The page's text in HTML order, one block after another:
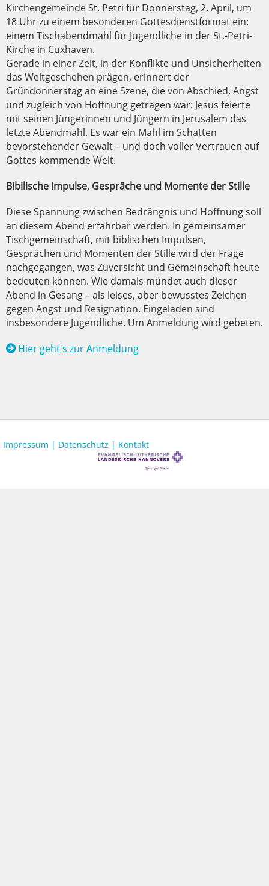
Kirchengemeinde St. Petri für Donnerstag, 2. April, um
18 Uhr zu einem besonderen Gottesdienstformat ein:
einem Tischabendmahl für Jugendliche in der St.-Petri-
Kirche in Cuxhaven.
Gerade in einer Zeit, in der Konflikte und Unsicherheiten
das Weltgeschehen prägen, erinnert der
Gründonnerstag an eine Szene, die von Abschied, Angst
und zugleich von Hoffnung getragen war: Jesus feierte
mit seinen Jüngerinnen und Jüngern in Jerusalem das
letzte Abendmahl. Es war ein Mahl im Schatten
bevorstehender Gewalt – und doch voller Vertrauen auf
Gottes kommende Welt.
Bibilische Impulse, Gespräche und Momente der Stille
Diese Spannung zwischen Bedrängnis und Hoffnung soll
an diesem Abend erfahrbar werden. In gemeinsamer
Tischgemeinschaft, mit biblischen Impulsen,
Gesprächen und Momenten der Stille wird der Frage
nachgegangen, was Zuversicht und Gemeinschaft heute
bedeuten können. Wie damals mündet auch dieser
Abend in Gesang – als leises, aber bewusstes Zeichen
gegen Angst und Resignation. Eingeladen sind
insbesondere Jugendliche. Um Anmeldung wird gebeten.
Hier geht's zur Anmeldung
Impressum | Datenschutz | Kontakt